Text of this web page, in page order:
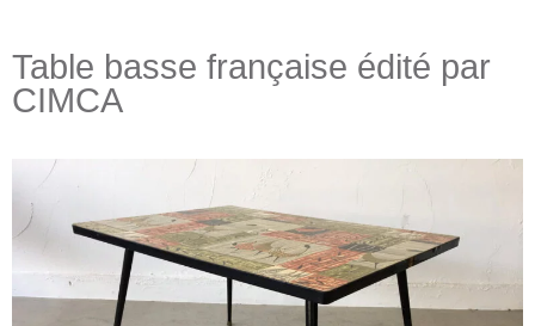
Table basse française édité par
CIMCA